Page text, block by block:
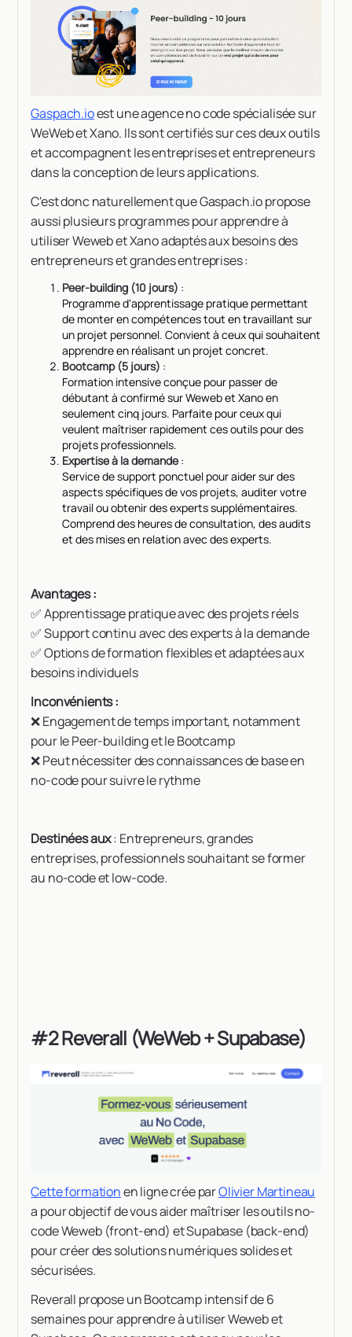
Gaspach.ioest une agence no code spécialisée sur
WeWeb et Xano. Ils sont certifiés sur ces deux outils
et accompagnent les entreprises et entrepreneurs
dans la conception de leurs applications.
C'est donc naturellement que Gaspach.io propose
aussi plusieurs programmes pour apprendre à
utiliser Weweb et Xano adaptés aux besoins des
entrepreneurs et grandes entreprises :
Peer-building (10 jours) :
Programme d'apprentissage pratique permettant
de monter en compétences tout en travaillant sur
un projet personnel. Convient à ceux qui souhaitent
apprendre en réalisant un projet concret.
Bootcamp (5 jours) :
Formation intensive conçue pour passer de
débutant à confirmé sur Weweb et Xano en
seulement cinq jours. Parfaite pour ceux qui
veulent maîtriser rapidement ces outils pour des
projets professionnels.
Expertise à la demande :
Service de support ponctuel pour aider sur des
aspects spécifiques de vos projets, auditer votre
travail ou obtenir des experts supplémentaires.
Comprend des heures de consultation, des audits
et des mises en relation avec des experts.
Avantages :
✅ Apprentissage pratique avec des projets réels
✅ Support continu avec des experts à la demande
✅ Options de formation flexibles et adaptées aux
besoins individuels
Inconvénients :
❌ Engagement de temps important, notamment
pour le Peer-building et le Bootcamp
❌ Peut nécessiter des connaissances de base en
no-code pour suivre le rythme
Destinées aux: Entrepreneurs, grandes
entreprises, professionnels souhaitant se former
au no-code et low-code.
#2 Reverall (WeWeb + Supabase)
Cette formationen ligne crée parOlivier Martineau
a pour objectif de vous aider maîtriser les outils no-
code Weweb (front-end) et Supabase (back-end)
pour créer des solutions numériques solides et
sécurisées.
Reverall propose un Bootcamp intensif de 6
semaines pour apprendre à utiliser Weweb et